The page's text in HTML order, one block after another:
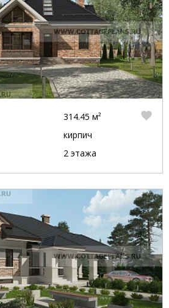
314.45 м²
кирпич
2 этажа